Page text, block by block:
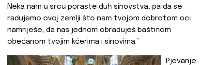
Neka nam u srcu poraste duh sinovstva, pa da se
radujemo ovoj zemlji što nam tvojom dobrotom oci
namriješe, da nas jednom obraduješ baštinom
obećanom tvojim kćerima i sinovima.“
Pjevanje